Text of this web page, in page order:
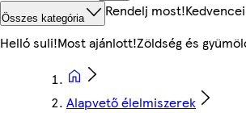
Összes kategória Rendelj most!
Helló suli!Most ajánlott!Zöldség és
Alapvető élelmiszerek